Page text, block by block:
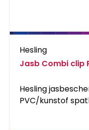
Hesling
Jasb Combi clip
Hesling
PVC/kunstof